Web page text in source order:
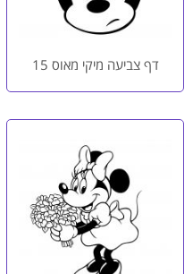
דף צביעה מיקי מאוס 15